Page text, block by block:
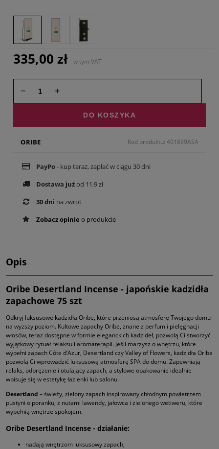
335,00 zł w tym VAT
− +
DO KOSZYKA
ORIBE Kod produktu: 401899ASA
PayPo- kup teraz, zapłać w ciągu 30 dni
Dostawa jużod 11,9 zł
30 dni na zwrot
Zobacz opinie o produkcie
Opis
Oribe Desertland Incense - japońskie kadzidła
zapachowe 75 szt
Odkryj luksusowe kadzidła Oribe, które przeniosą atmosferę Twojego domu
na wyższy poziom. Kultowe zapachy Oribe, znane z perfum i pielęgnacji
włosów, teraz dostępne w formie eleganckich kadzideł, pozwolą Ci stworzyć
wyjątkowy rytuał relaksu i aromaterapii. Jeśli marzysz o wnętrzu, które
wypełni zapach Côte d’Azur, Desertland czy Valley of Flowers, kadzidła Oribe
pozwolą Ci wprowadzić luksusową atmosferę SPA do domu. Zapewniają
relaks, odprężenie i otulający zapach, a stylowe opakowanie idealnie
wpisuje się w estetykę łazienki lub salonu.
Desertland – świeży, zielony zapach inspirowany chłodnym powietrzem
pustyni o poranku, z nutami lawendy, jałowca i zielonego wetiweru, które
wypełnią wnętrze spokojem.
Oribe Desertland Incense - działanie:
nadają wnętrzom luksusowy zapach,